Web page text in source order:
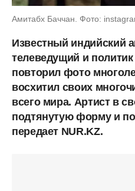
Амитабх Баччан. Фото:
Известный индийский
телеведущий и
повторил фото
восхитил своих
всего мира. Артист в
подтянутую форму и
передает NUR.KZ.